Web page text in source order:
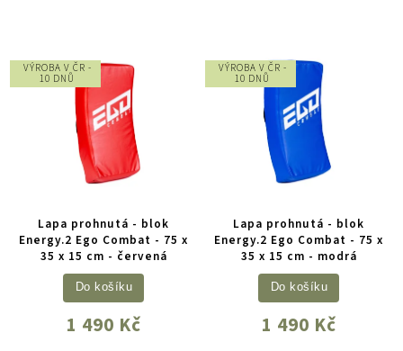
VÝROBA V ČR -
10 DNŮ
Lapa prohnutá - blok
Energy.2 Ego Combat - 75 x
35 x 15 cm - červená
1 490 Kč
Do košíku
VÝROBA V ČR -
10 DNŮ
Lapa prohnutá - blok
Energy.2 Ego Combat - 75 x
35 x 15 cm - modrá
1 490 Kč
Do košíku